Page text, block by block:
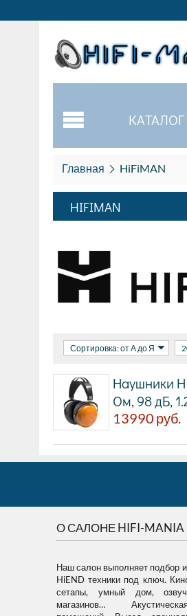
КАТАЛОГ
Главная HiFiMAN
HIFIMAN
Сортировка: от А до Я
Наушники
Ом, 98 дБ,
13990 руб.
О САЛОНЕ HIFI-MANIA
Наш салон выполняет подбор
HiEND техники под ключ.
сетапы, умный дом,
магазинов…